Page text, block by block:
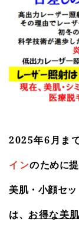
2024.12.11
令和6年12月
の「お得な美
74,000円を
自慢の「お得
サージピールの
ベルベットスキ
令和6年12月年
6年12月日曜日
2025年6月ま
インのために
美肌・小顔セッ
は、 お得な美